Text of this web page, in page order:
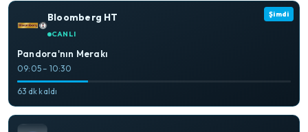
Şimdi
Bloomberg HT
CANLI
Pandora'nın Merakı
09:05 – 10:30
63 dk kaldı